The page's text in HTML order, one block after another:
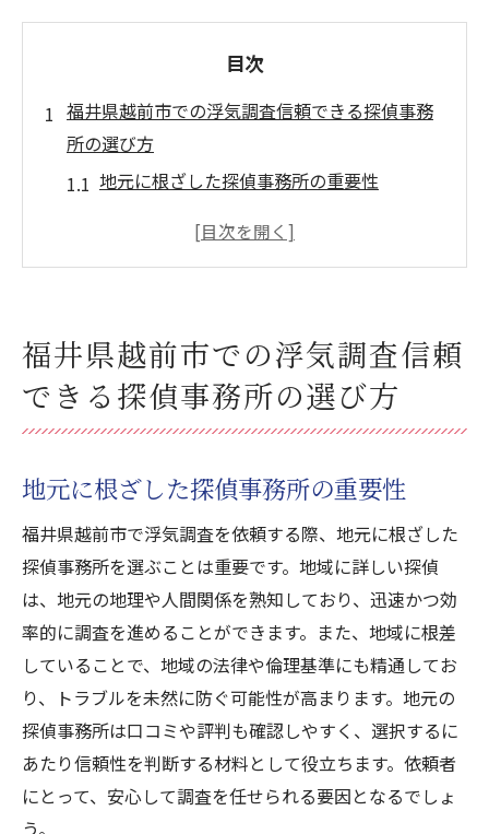
目次
福井県越前市での浮気調査信頼できる探偵事務
所の選び方
地元に根ざした探偵事務所の重要性
探偵事務所選びで避けるべき落とし穴
選んで後悔しない探偵事務所の特徴
探偵事務所の実績と口コミの確認方法
実績が示す信頼の指標とは
口コミはどの程度信頼できるか
過去の調査事例から学ぶ成功パターン
探偵業界のプロに聞く評価のポイント
口コミと実績の比較でわかる事務所の実力
地域密着型探偵のメリットとは
地域密着型ならではの迅速な対応力
地元情報を活かした調査の強み
地元の人脈を活用した調査方法
地域を知り尽くしたアプローチ法
福井県越前市での浮気調査信頼
できる探偵事務所の選び方
地元に根ざした探偵事務所の重要性
福井県越前市で浮気調査を依頼する際、地元に根ざした
探偵事務所を選ぶことは重要です。地域に詳しい探偵
は、地元の地理や人間関係を熟知しており、迅速かつ効
率的に調査を進めることができます。また、地域に根差
していることで、地域の法律や倫理基準にも精通してお
り、トラブルを未然に防ぐ可能性が高まります。地元の
探偵事務所は口コミや評判も確認しやすく、選択するに
あたり信頼性を判断する材料として役立ちます。依頼者
にとって、安心して調査を任せられる要因となるでしょ
う。